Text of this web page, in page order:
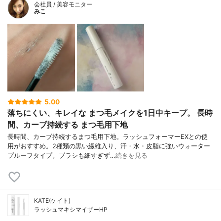
会社員 / 美容モニター
みこ
5.00
落ちにくい、キレイな まつ毛メイクを1日中キープ。 長時
間、カーブ持続する まつ毛用下地
長時間、カーブ持続するまつ毛用下地。ラッシュフォーマーEXとの使
用がおすすめ。2種類の黒い繊維入り、汗・水・皮脂に強いウォーター
プルーフタイプ。ブラシも細すぎず…続きを見る
KATE(ケイト)
ラッシュマキシマイザーHP